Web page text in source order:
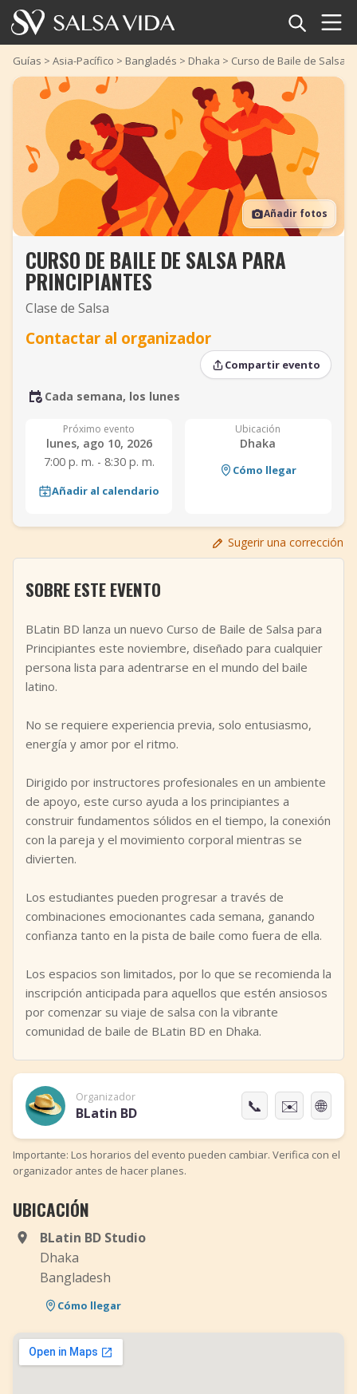
Inicio
Eventos
Noticias
Artículos
Videos
Glosario
TuneTempo
Guías > Asia-Pacífico > Bangladés > Dhaka > Curso de Baile de Salsa
Añadir fotos
CURSO DE BAILE DE SALSA PARA
PRINCIPIANTES
Clase de Salsa
Contactar al organizador
Compartir evento
Cada semana, los lunes
Próximo evento
lunes, ago 10, 2026
7:00 p. m. - 8:30 p. m.
Añadir al calendario
Ubicación
Dhaka
Cómo llegar
Sugerir una corrección
SOBRE ESTE EVENTO
BLatin BD lanza un nuevo Curso de Baile de Salsa para
Principiantes este noviembre, diseñado para cualquier
persona lista para adentrarse en el mundo del baile
latino.
No se requiere experiencia previa, solo entusiasmo,
energía y amor por el ritmo.
Dirigido por instructores profesionales en un ambiente
de apoyo, este curso ayuda a los principiantes a
construir fundamentos sólidos en el tiempo, la conexión
con la pareja y el movimiento corporal mientras se
divierten.
Los estudiantes pueden progresar a través de
combinaciones emocionantes cada semana, ganando
confianza tanto en la pista de baile como fuera de ella.
Los espacios son limitados, por lo que se recomienda la
inscripción anticipada para aquellos que estén ansiosos
por comenzar su viaje de salsa con la vibrante
comunidad de baile de BLatin BD en Dhaka.
Organizador
BLatin BD 📞 ✉️ 🌐
Importante: Los horarios del evento pueden cambiar. Verifica con el
organizador antes de hacer planes.
UBICACIÓN
BLatin BD Studio
Dhaka
Bangladesh
Cómo llegar